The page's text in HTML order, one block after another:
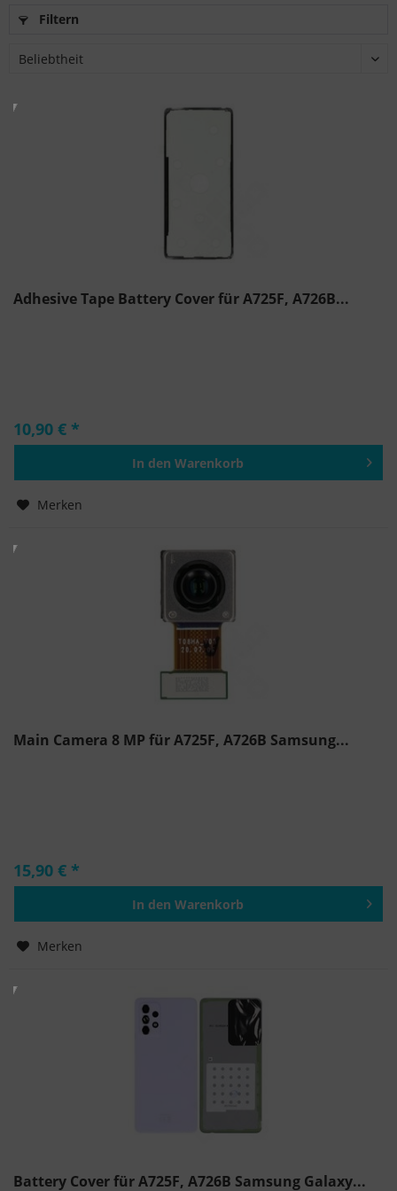
Filtern
Adhesive Tape Battery Cover für A725F, A726B...
10,90 € *
In den Warenkorb
Merken
Main Camera 8 MP für A725F, A726B Samsung...
15,90 € *
In den Warenkorb
Merken
Battery Cover für A725F, A726B Samsung Galaxy...